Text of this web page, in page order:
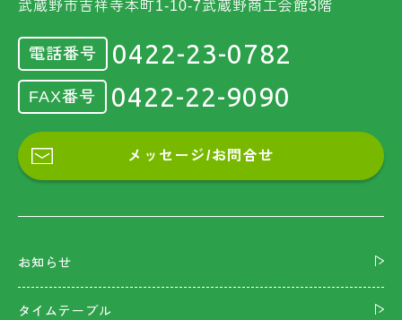
武蔵野市吉祥寺本町1-10-7武蔵野商工会館3階
電話番号 0422-23-0782
FAX番号 0422-22-9090
メッセージ/お問合せ
お知らせ
タイムテーブル